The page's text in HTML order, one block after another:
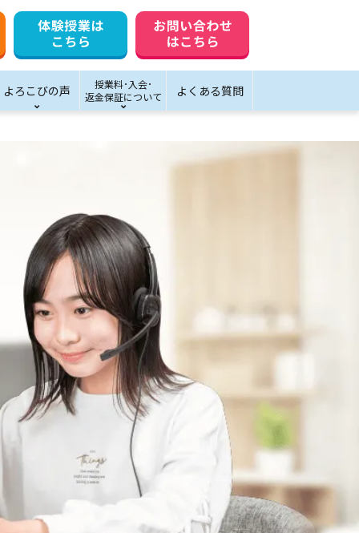
よろこびの声
授業料･入会･
返金保証について
よくある質問